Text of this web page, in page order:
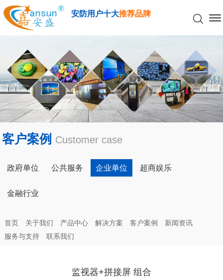
安防用户十大推荐品牌
客户案例 Customer case
政府单位 公共服务 企业单位 超商娱乐
金融行业
首页 关于我们 产品中心 解决方案 客户案例
新闻资讯
服务与支持
联系我们
监视器+拼接屏 组合